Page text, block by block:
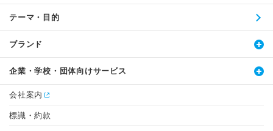
テーマ・目的
ブランド
企業・学校・団体向けサービス
会社案内
標識・約款